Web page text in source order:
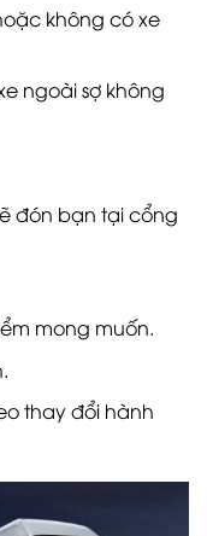
không có xe
ngoài sợ không
đón bạn tại cổng
mong muốn.
thay đổi hành